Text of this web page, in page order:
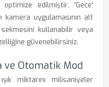
optimize edilmiştir. 'Gece'
uygulamasının alt
kullanabilir veya
güvenebilirsiniz.
ve Otomatik Mod
miktarını milisaniyeler